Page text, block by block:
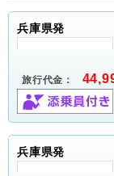
兵庫県発
旅行代金：
兵庫県発